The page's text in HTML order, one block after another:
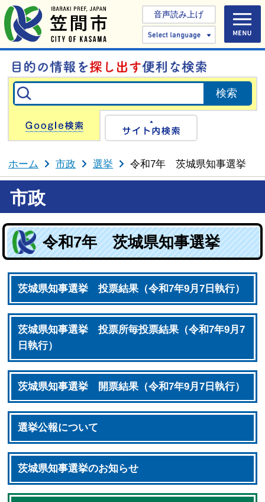
音声読み上げ
Select
Google検索
ホーム 市政 選挙 令和7年 茨城県知事選挙
市政
令和7年 茨城県知事選挙
茨城県知事選挙 投票結果（令和7年9月7日執行）
茨城県知事選挙 投票所毎投票結果（令和7年9月7
日執行）
茨城県知事選挙 開票結果（令和7年9月7日執行）
選挙公報について
茨城県知事選挙のお知らせ